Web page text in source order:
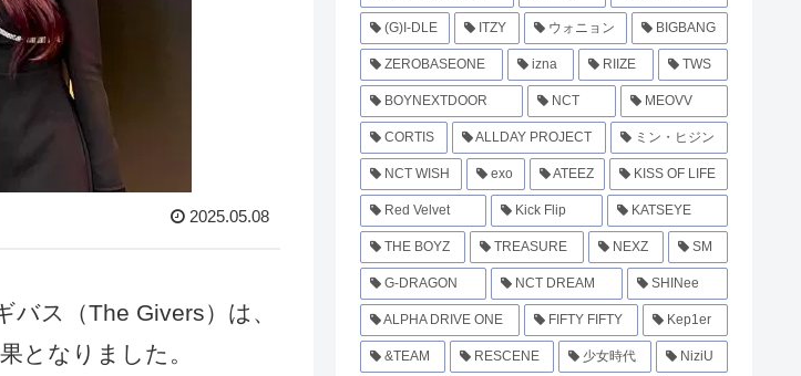
2025.05.08
ス（The Givers）は、
となりました。
(G)I-DLE ITZY ウォニョン BIGBANG
ZEROBASEONE izna RIIZE TWS
BOYNEXTDOOR NCT MEOVV
CORTIS ALLDAY PROJECT ミン・ヒジン
NCT WISH exo ATEEZ KISS OF LIFE
Red Velvet Kick Flip KATSEYE
THE BOYZ TREASURE NEXZ SM
G-DRAGON NCT DREAM SHINee
ALPHA DRIVE ONE FIFTY FIFTY Kep1er
&TEAM RESCENE 少女時代 NiziU